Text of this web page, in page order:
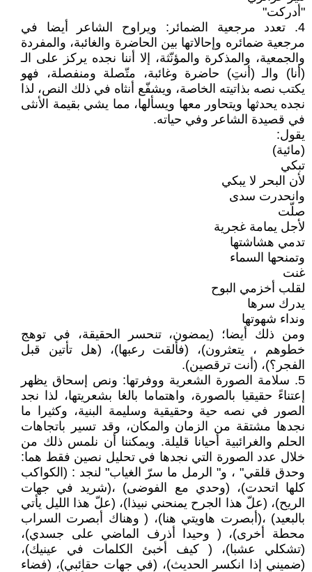
"أدركت"
4. تعدد مرجعية الضمائر: ويراوح الشاعر أيضا في
مرجعية ضمائره وإحالاتها بين الحاضرة والغائبة، والمفردة
والجمعية، والمذكرة والمؤنّثة، إلا أننا نجده يركز على الـ
(أنا) والـ (أنتِ) حاضرة وغائبة، متّصلة ومنفصلة، فهو
يكتب نصه بذاتيته الخاصة، ويشفّع أنثاه في ذلك النص، لذا
نجده يحدثها ويتحاور معها ويسألها، مما يشي بقيمة الأنثى
في قصيدة الشاعر وفي حياته.
يقول:
(مائية)
تبكي
لأن البحر لا يبكي
وانحدرت سدى
صلّت
لأجل يمامة غجرية
تدمي هشاشتها
وتمنحها السماء
غنت
لقلب أخزمي البوح
يدرك سرها
ونداء شهوتها
ومن ذلك أيضا؛ (يمضون، تنحسر الحقيقة، في توهج
خطوهم ، يتعثرون)، (فألقت رعبها)، (هل تأتين قبل
الفجر؟)، (أنت ترقصين).
5. سلامة الصورة الشعرية ووفرتها: ونص إسحاق يظهر
إعتناءً حقيقيا بالصورة، واهتماما بالغا بشعريتها، لذا نجد
الصور في نصه حية وحقيقية وسليمة البنية، وكثيرا ما
نجدها مشتقة من الزمان والمكان، وقد تسير باتجاهات
الحلم والغرائبية أحيانا قليلة. ويمكننا أن نلمس ذلك من
خلال عدد الصورة التي نجدها في تحليل نصين فقط هما:
وحدق قلقي" ، و" الرمل ما سرّ الغياب" لنجد : (الكواكب
كلها اتحدت)، (وحدي مع الفوضى) ،(شريد في جهات
الريح)، (علّ هذا الجرح يمنحني نبيذا)، (علّ هذا الليل يأتي
بالبعيد) ،(أبصرت هاويتي هنا)، ( وهناك أبصرت السراب
محطة أخرى)، ( وحيدا أذرف الماضي على جسدي)،
(تشكلي عشبا)، ( كيف أخبئ الكلمات في عينيك)،
(ضميني إذا انكسر الحديث)، (في جهات حقائبي)، (فضاء